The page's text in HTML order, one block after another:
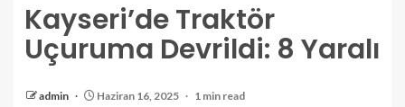
Kayseri’de Traktör
Uçuruma Devrildi: 8 Yaralı
admin Haziran 16, 2025 1 min read